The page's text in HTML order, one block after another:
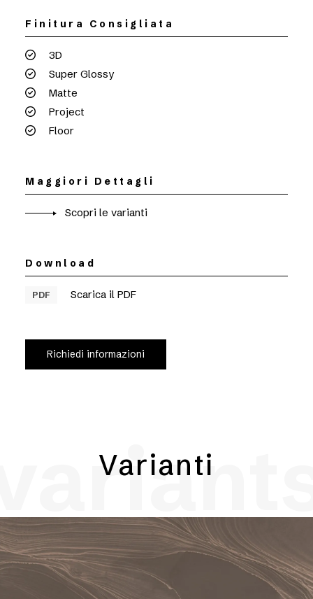
Finitura Consigliata
3D
Super Glossy
Matte
Project
Floor
Maggiori Dettagli
Scopri le varianti
Download
PDF Scarica il PDF
Richiedi informazioni
Varianti